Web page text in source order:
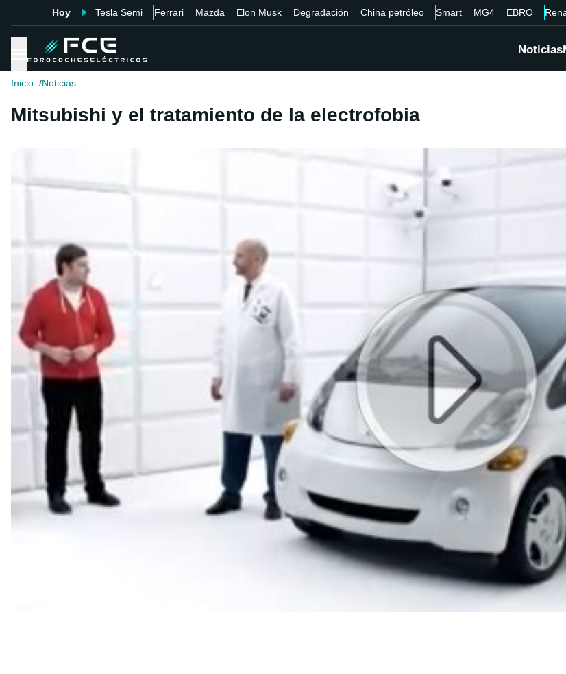
Hoy Tesla Semi Ferrari Mazda Elon Musk Degradación China petróleo Smart MG4 EBRO
Noticias
Inicio Noticias
Mitsubishi y el tratamiento de la electrofobia